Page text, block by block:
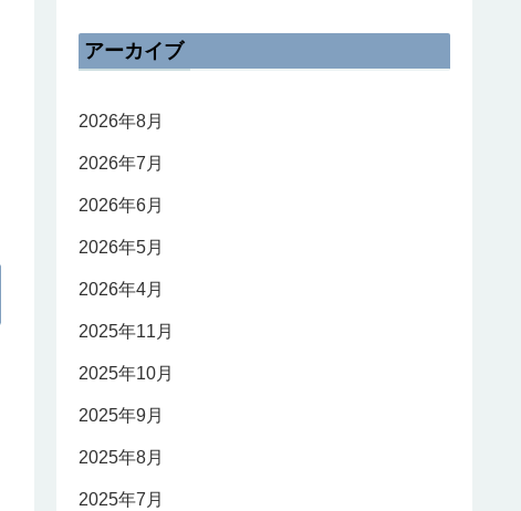
アーカイブ
2026年8月
2026年7月
2026年6月
2026年5月
2026年4月
2025年11月
2025年10月
2025年9月
2025年8月
2025年7月